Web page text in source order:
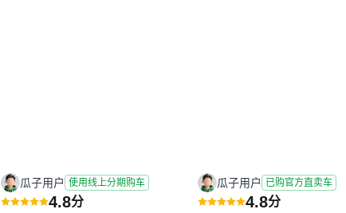
瓜子用户 使用线上分期购车
4.8分
瓜子用户 已购官方直卖车
4.8分